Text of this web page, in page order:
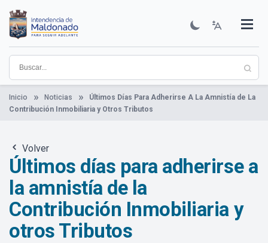
contenido
principal
Institucional
Municipios
Descubre Maldonado
Comunicación
Servicios
Guía De Trámites
Ver Noticias
Inicio Noticias
Últimos Días Para Adherirse A La Amnistía de La
Contribución Inmobiliaria y Otros Tributos
Volver
Últimos días para adherirse a
la amnistía de la
Contribución Inmobiliaria y
otros Tributos